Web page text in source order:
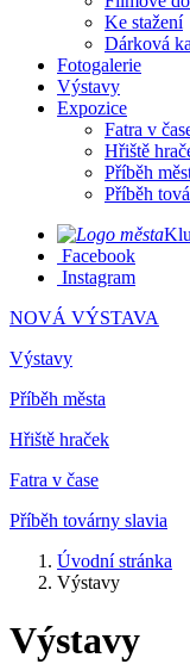
Ke stažení
Dárková
Fotogalerie
Výstavy
Expozice
Fatra v
Hřiště
Příběh
Příběh
Facebook
Instagram
NOVÁ VÝSTAVA
Výstavy
Příběh města
Hřiště hraček
Fatra v čase
Příběh továrny slavia
Úvodní stránka
Výstavy
Výstavy